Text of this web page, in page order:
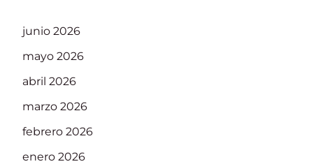
junio 2026
mayo 2026
abril 2026
marzo 2026
febrero 2026
enero 2026